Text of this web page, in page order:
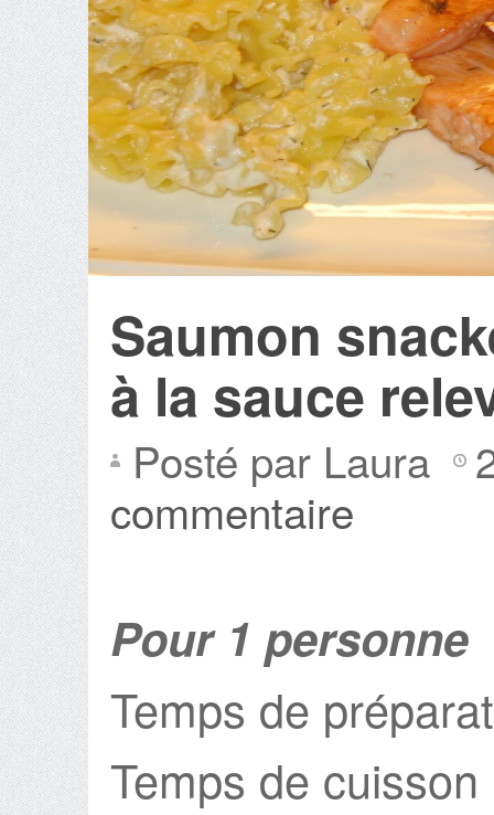
Saumon
à la sauce
Posté par Laura
commentaire
Pour 1 personne
Temps de
Temps de